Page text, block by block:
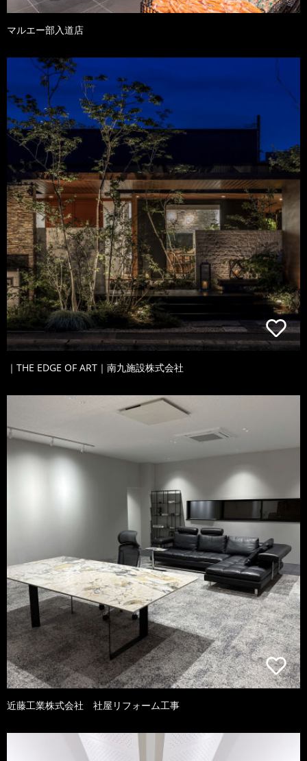
マルエー部入道店
｜THE EDGE OF ART｜南九施設株式会社
近藤工業株式会社 社屋リフォーム工事